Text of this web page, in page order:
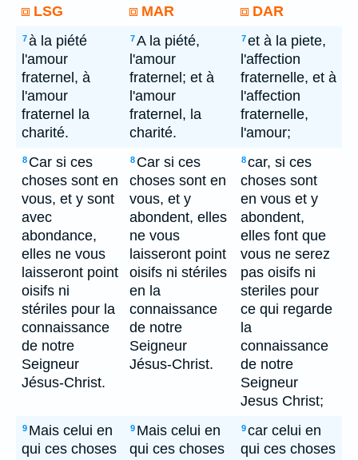
LSG
MAR DAR
7à la piété
l'amour
fraternel, à
l'amour
fraternel la
charité.
7A la piété,
l'amour
fraternel; et à
l'amour
fraternel, la
charité.
7et à la piete,
l'affection
fraternelle, et à
l'affection
fraternelle,
l'amour;
8 Car si ces
choses sont en
vous, et y sont
avec
abondance,
elles ne vous
laisseront point
oisifs ni
stériles pour la
connaissance
de notre
Seigneur
Jésus-Christ.
8 Car si ces
choses sont en
vous, et y
abondent, elles
ne vous
laisseront point
oisifs ni stériles
en la
connaissance
de notre
Seigneur
Jésus-Christ.
8car, si ces
choses sont
en vous et y
abondent,
elles font que
vous ne serez
pas oisifs ni
steriles pour
ce qui regarde
la
connaissance
de notre
Seigneur
Jesus Christ;
9 Mais celui en
qui ces choses
9 Mais celui en
qui ces choses
9car celui en
qui ces choses